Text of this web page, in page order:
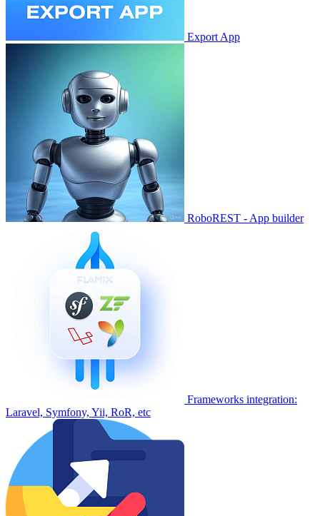
Export App
RoboREST - App builder
Frameworks integration:
Laravel, Symfony, Yii, RoR, etc